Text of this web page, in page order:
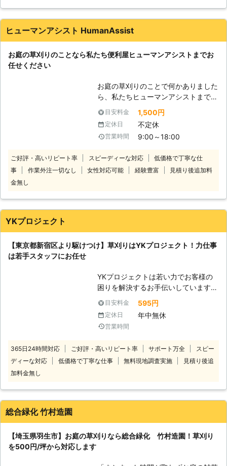
雑草が気になる」 「いつも利用して
みを弊社が解決いたします。 お庭管
す。 草刈りのことで何かありました
ら、お気軽に弊社までご相談くださ
い。 【フジエコクリーンが選ばれる
理由】 弊社にはお客様から選ばれる
理由がございます。 ●モーターバッ
迷惑はお掛けしません 弊社では、草
刈り作業をおこなうにあたってモータ
ーバッテリー駆動式の草刈り機を使用
騒音での作業も可能ですので、近隣住
民に騒音被害で迷惑を掛けることなく
ますので、根っこまで完全除去してほ
しい際もお任せください。 お庭の草
すべてお任せください。 ●年中無休
で対応！土日や祝日でもお気軽にご相
談ください お仕事が忙しい方にとっ
て、業者との打ち合わせスケジュール
を調整するのが難しいですよね。 業
者によっては土日や祝日といった日は
定が合わず困っているという方も多い
のではないでしょうか。 そのような
ときは、弊社「フジエコクリーン」に
対応しておりますので、土日や祝日で
もお客様の都合に合わせた日程調整で
軽に弊社までご相談ください。 お庭
管理のプロがお客様のもとまでお伺い
代行させていただきます。
ヒューマンアシスト HumanAssist
お庭の草刈りのことなら私たち便利屋ヒューマンアシストまでお
任せください
お庭の草刈りのことで何かありました
ら、私たちヒューマンアシストまでお
問い合わせください。 弊社では、経
験豊富で実績豊富な熟練のプロがお客
様のもとまでお伺いいたします。お客
様のご要望に沿った形で施工し、満足
してお任せください。 私たちはお客
様の「困った」を解決し、過ごしやす
慮なくお申し付けください。 ご相談
に対応いたしますのでご安心を。
https://humanassist78.com/
目安料金 1,500円
定休日 不定休
営業時間 9:00～18:00
ご好評・高いリピート率 スピーディーな対応
低価格で丁寧な仕
事
作業外注一切なし 女性対応可能 経験豊富
見積り後追加料
金無し
YKプロジェクト
【東京都新宿区より駆けつけ】草刈りはYKプロジェクト！力仕事
は若手スタッフにお任せ
YKプロジェクトは若い力でお客様の
困りを解決するお手伝いしています。
1都3県にお住まいで雑草にお困りで
したら当店にお任せ
を！
フが駆けつけ！活気ある作業ではやく
丁寧> 当店は若手スタッフで構成され
が雑草にお困りのお客様の元に伺い、
刈りをするのは大変ですよね。雑草の
量によっては、せっかくの休日が半日
目安料金 595円
定休日 年中無休
営業時間
365日24時間対応 ご好評・高いリピート率 サポート万全
スピー
ディーな対応
低価格で丁寧な仕事 無料現地調査実施
見積り後追
加料金無し
総合緑化 竹村造園
【埼玉県羽生市】お庭の草刈りなら総合緑化 竹村造園！草刈り
を500円/坪から対応します